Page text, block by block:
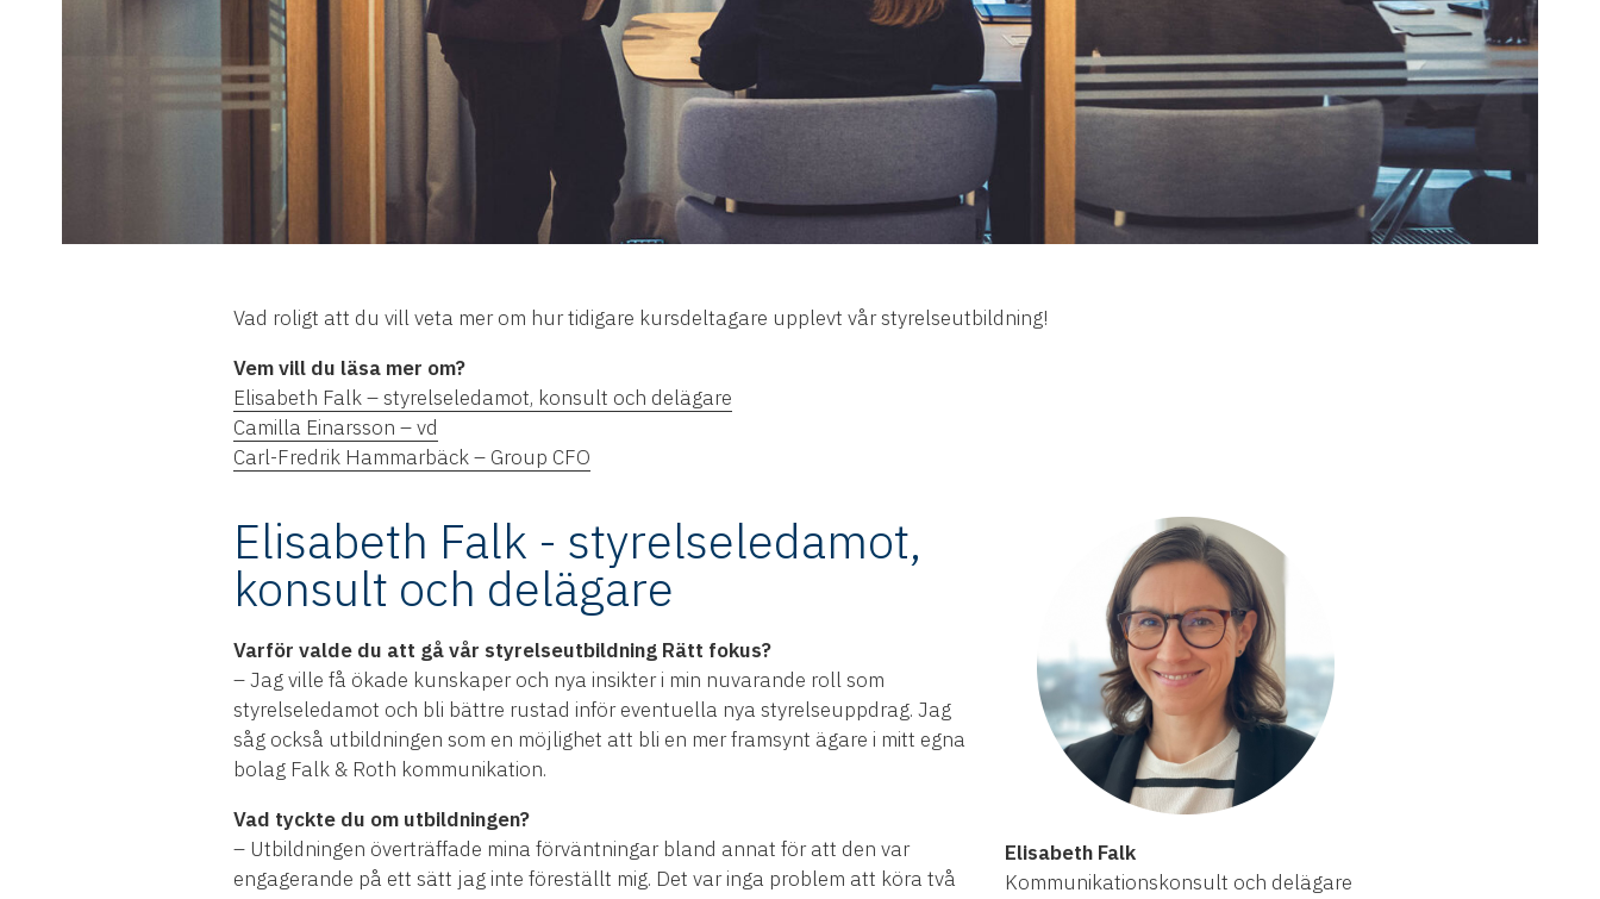
Vad roligt att du vill veta mer om hur tidigare kursdeltagare upplevt vår styrelseutbildning!
Vem vill du läsa mer om?
Elisabeth Falk – styrelseledamot, konsult och delägare
Camilla Einarsson – vd
Carl-Fredrik Hammarbäck – Group CFO
Elisabeth Falk - styrelseledamot,
konsult och delägare
Varför valde du att gå vår styrelseutbildning Rätt fokus?
– Jag ville få ökade kunskaper och nya insikter i min nuvarande roll som
styrelseledamot och bli bättre rustad inför eventuella nya styrelseuppdrag. Jag
såg också utbildningen som en möjlighet att bli en mer framsynt ägare i mitt egna
bolag Falk & Roth kommunikation.
Vad tyckte du om utbildningen?
– Utbildningen överträffade mina förväntningar bland annat för att den var
engagerande på ett sätt jag inte föreställt mig. Det var inga problem att köra två
Elisabeth Falk
Kommunikationskonsult och delägare